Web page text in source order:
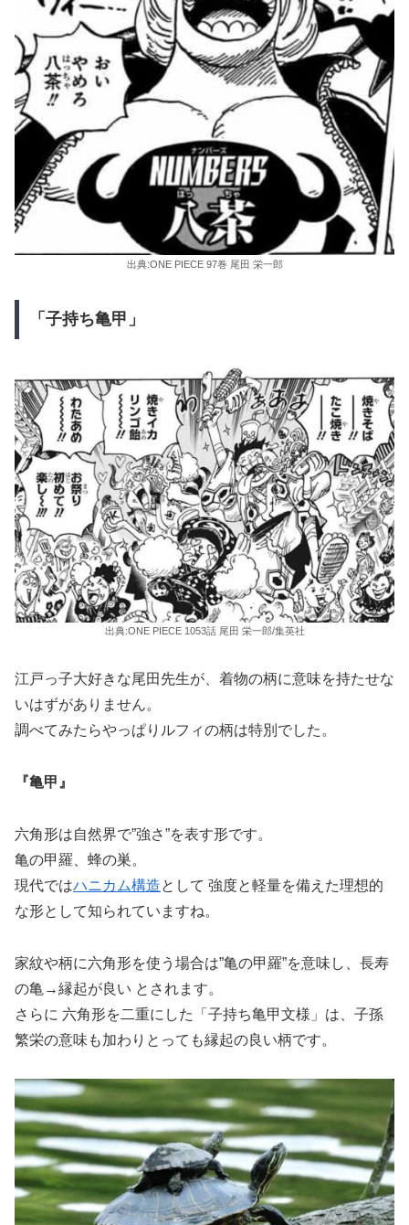
出典:ONE PIECE 97巻 尾田 栄一郎
「子持ち亀甲」
出典:ONE PIECE 1053話 尾田 栄一郎/集英社
江戸っ子大好きな尾田先生が、着物の柄に意味を持たせな
いはずがありません。
調べてみたらやっぱりルフィの柄は特別でした。
『亀甲』
六角形は自然界で”強さ”を表す形です。
亀の甲羅、蜂の巣。
現代ではハニカム構造として 強度と軽量を備えた理想的
な形として知られていますね。
家紋や柄に六角形を使う場合は”亀の甲羅”を意味し、長寿
の亀→縁起が良い とされます。
さらに 六角形を二重にした「子持ち亀甲文様」は、子孫
繁栄の意味も加わりとっても縁起の良い柄です。